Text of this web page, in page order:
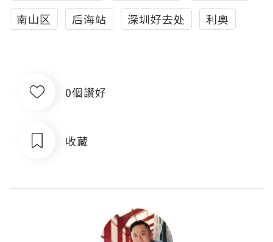
南山区
后海站 深圳好去处 利奥
0個讚好
收藏